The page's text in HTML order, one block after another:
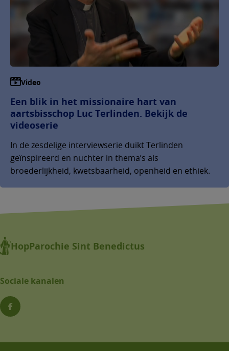
Video
Een blik in het missionaire hart van
aartsbisschop Luc Terlinden. Bekijk de
videoserie
In de zesdelige interviewserie duikt Terlinden
geïnspireerd en nuchter in thema’s als
broederlijkheid, kwetsbaarheid, openheid en ethiek.
HopParochie Sint Benedictus
Sociale kanalen